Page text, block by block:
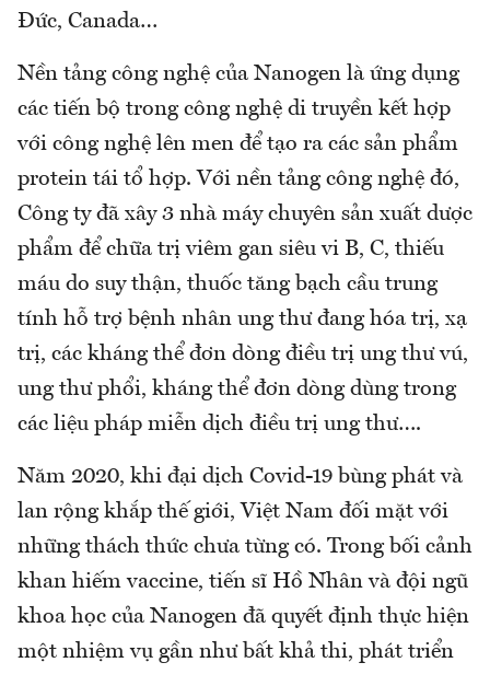
Đức, Canada…
Nền tảng công nghệ của Nanogen là ứng dụng
các tiến bộ trong công nghệ di truyền kết hợp
với công nghệ lên men để tạo ra các sản phẩm
protein tái tổ hợp. Với nền tảng công nghệ đó,
Công ty đã xây 3 nhà máy chuyên sản xuất dược
phẩm để chữa trị viêm gan siêu vi B, C, thiếu
máu do suy thận, thuốc tăng bạch cầu trung
tính hỗ trợ bệnh nhân ung thư đang hóa trị, xạ
trị, các kháng thể đơn dòng điều trị ung thư vú,
ung thư phổi, kháng thể đơn dòng dùng trong
các liệu pháp miễn dịch điều trị ung thư….
Năm 2020, khi đại dịch Covid-19 bùng phát và
lan rộng khắp thế giới, Việt Nam đối mặt với
những thách thức chưa từng có. Trong bối cảnh
khan hiếm vaccine, tiến sĩ Hồ Nhân và đội ngũ
khoa học của Nanogen đã quyết định thực hiện
một nhiệm vụ gần như bất khả thi, phát triển